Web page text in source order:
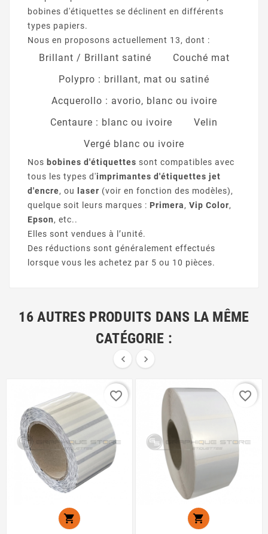
bobines d'étiquettes se déclinent en différents
types papiers.
Nous en proposons actuellement 13, dont :
Brillant / Brillant satiné
Couché mat
Polypro : brillant, mat ou satiné
Acquerollo : avorio, blanc ou ivoire
Centaure : blanc ou ivoire
Velin
Vergé blanc ou ivoire
Nos bobines d'étiquettes sont compatibles avec
tous les types d'imprimantes d'étiquettes jet
d'encre, ou laser (voir en fonction des modèles),
quelque soit leurs marques : Primera, Vip Color,
Epson, etc..
Elles sont vendues à l’unité.
Des réductions sont généralement effectués
lorsque vous les achetez par 5 ou 10 pièces.
16 AUTRES PRODUITS DANS LA MÊME
CATÉGORIE :
 

favorite_border

favorite_border